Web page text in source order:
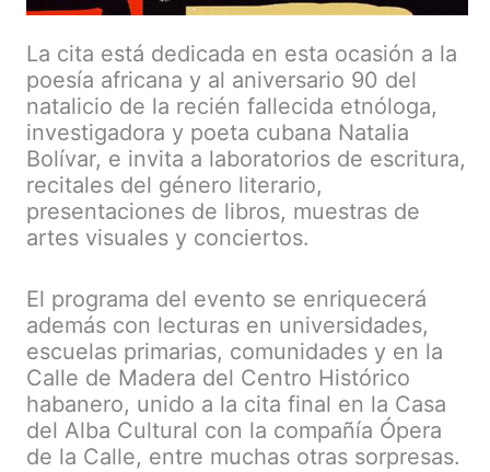
La cita está dedicada en esta ocasión a la
poesía africana y al aniversario 90 del
natalicio de la recién fallecida etnóloga,
investigadora y poeta cubana Natalia
Bolívar, e invita a laboratorios de escritura,
recitales del género literario,
presentaciones de libros, muestras de
artes visuales y conciertos.
El programa del evento se enriquecerá
además con lecturas en universidades,
escuelas primarias, comunidades y en la
Calle de Madera del Centro Histórico
habanero, unido a la cita final en la Casa
del Alba Cultural con la compañía Ópera
de la Calle, entre muchas otras sorpresas.